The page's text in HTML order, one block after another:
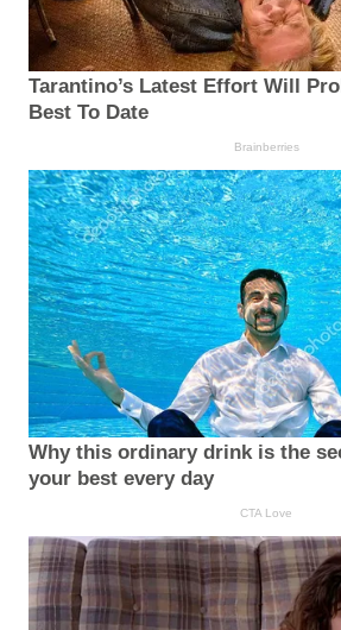
Tarantino’s Latest Effort Will
Best To Date
Brainberries
Why this ordinary drink is the
your best every day
CTA Love